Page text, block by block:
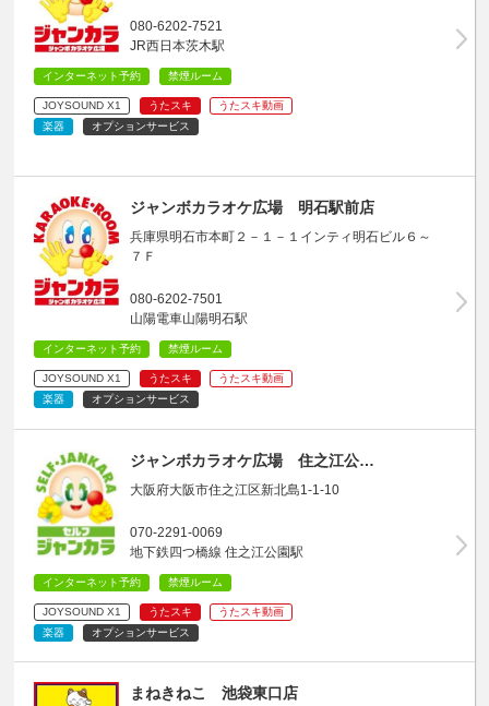
080-6202-7521
JR西日本茨木駅
インターネット予約 禁煙ルーム
JOYSOUND X1 うたスキ
うたスキ動画
楽器
オプションサービス
ジャンボカラオケ広場 明石駅前店
兵庫県明石市本町２－１－１インティ明石ビル６～
７Ｆ
080-6202-7501
山陽電車山陽明石駅
インターネット予約 禁煙ルーム
JOYSOUND X1 うたスキ
うたスキ動画
楽器
オプションサービス
ジャンボカラオケ広場 住之江公…
大阪府大阪市住之江区新北島1-1-10
070-2291-0069
地下鉄四つ橋線 住之江公園駅
インターネット予約 禁煙ルーム
JOYSOUND X1 うたスキ
うたスキ動画
楽器
オプションサービス
まねきねこ 池袋東口店